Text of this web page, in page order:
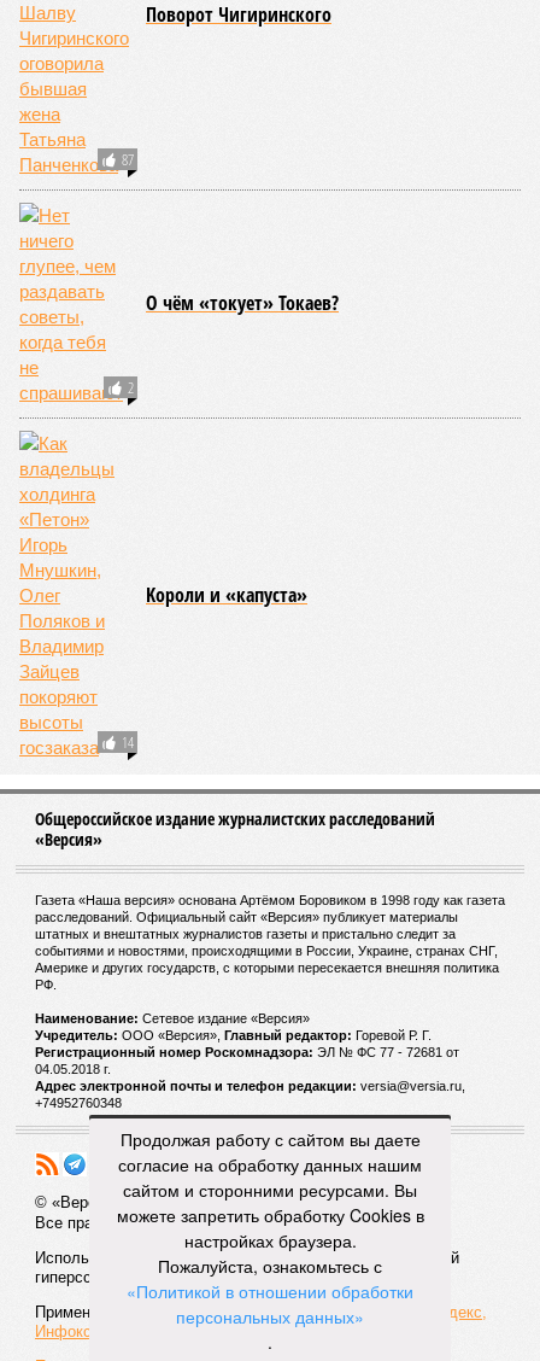
87
Поворот Чигиринского
2
О чём «токует» Токаев?
14
Kороли и «капуста»
Общероссийское издание журналистских расследований
«Версия»
Газета «Наша версия» основана Артёмом Боровиком в 1998 году как газета
расследований. Официальный сайт «Версия» публикует материалы
штатных и внештатных журналистов газеты и пристально следит за
событиями и новостями, происходящими в России, Украине, странах СНГ,
Америке и других государств, с которыми пересекается внешняя политика
РФ.
Наименование: Cетевое издание «Версия»
Учредитель: ООО «Версия», Главный редактор: Горевой Р. Г.
Регистрационный номер Роскомнадзора: ЭЛ № ФС 77 - 72681 от
04.05.2018 г.
Адрес электронной почты и телефон редакции: versia@versia.ru,
+74952760348
© «Версия» 18+
Все права защищены
Использование материалов «Версии» без индексируемой
гиперссылки запрещено
Применяются рекомендательные технологии:
СМИ2, Яндекс,
Инфокс
Продолжая работу с сайтом вы даете
согласие на обработку данных нашим
сайтом и сторонними ресурсами. Вы
можете запретить обработку Cookies в
настройках браузера.
Пожалуйста, ознакомьтесь с
«Политикой в отношении обработки
персональных данных»
.